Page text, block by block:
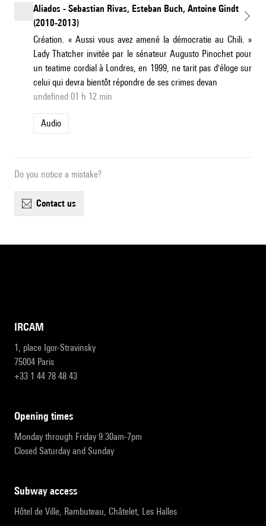
Aliados - Sebastian Rivas, Esteban Buch, Antoine Gindt
(2010-2013)
Création. « Aussi vous avez amené la démocratie au Chili. »
Lady Thatcher invitée par le sénateur Augusto Pinochet pour
un teatime cordial à Londres, en 1999, ne tarit pas d'éloge sur
celui qui devra bientôt répondre de ses crimes devan
undefined 01 h 12 min
Audio
Do you notice a mistake?
contact us
IRCAM
1, place Igor-Stravinsky
75004 Paris
+33 1 44 78 48 43
opening times
Monday through Friday 9:30am-7pm
Closed Saturday and Sunday
subway access
Hôtel de Ville, Rambuteau, Châtelet, Les Halles